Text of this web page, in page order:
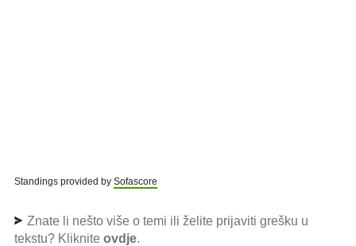
Standings provided by Sofascore
Znate li nešto više o temi ili želite prijaviti grešku u
tekstu? Kliknite ovdje.